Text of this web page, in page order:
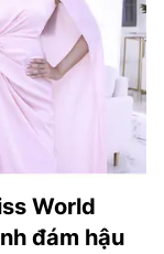
World
đám hậu